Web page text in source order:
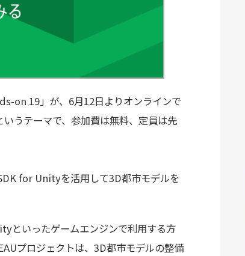
on 19」が、6月12日よりオンラインで
うテーマで、参加費は無料、定員は先
for Unityを活用して3D都市モデルを
といったゲームエンジンで利用する方
プロジェクトは、3D都市モデルの整備